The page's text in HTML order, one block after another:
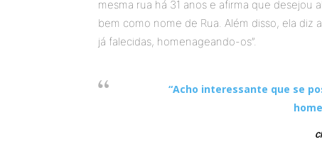
mesma rua há 31 anos e afirma que desejou
bem como nome de Rua. Além disso, ela diz
já falecidas, homenageando-os”.
“Acho interessante que se